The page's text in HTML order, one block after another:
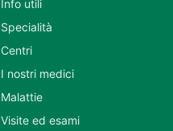
Info utili
Specialità
Centri
I nostri medici
Malattie
Visite ed esami